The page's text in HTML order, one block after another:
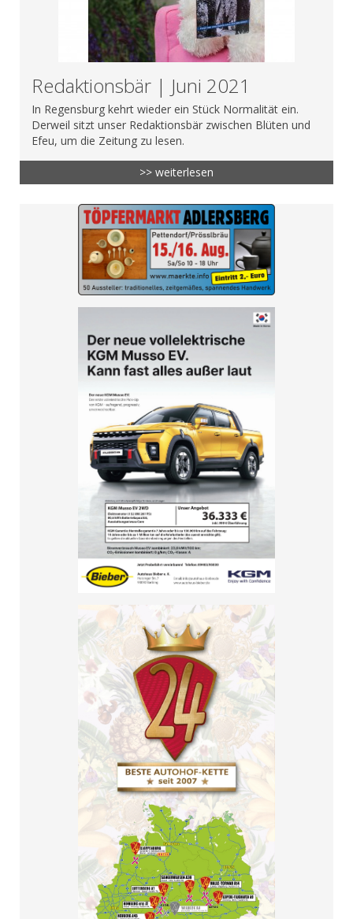
Redaktionsbär | Juni 2021
In Regensburg kehrt wieder ein Stück Normalität ein.
Derweil sitzt unser Redaktionsbär zwischen Blüten und
Efeu, um die Zeitung zu lesen.
>> weiterlesen